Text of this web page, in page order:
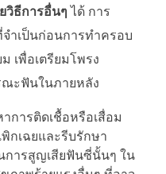
วิธีการอื่นๆ ได้ การ
ำเป็นก่อนการทำครอบ
เพื่อเตรียมโพรง
ะฟันในภายหลัง
การติดเชื้อหรือเสื่อม
กเฉยและรีบรักษา
การสูญเสียฟันซี่นั้นๆ ใน